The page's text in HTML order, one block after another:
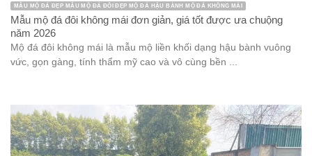
MẪU MỘ ĐÁ ĐẸP MẪU MỘ ĐÁ ĐÔI ĐẸP MỘ ĐÁ HẬU BÀNH MỘ ĐÁ KHÔNG MÁI
Mẫu mộ đá đôi không mái đơn giản, giá tốt được ưa chuộng
năm 2026
Mộ đá đôi không mái là mẫu mộ liền khối dạng hậu bành vuông
vức, gọn gàng, tính thẩm mỹ cao và vô cùng bền ...